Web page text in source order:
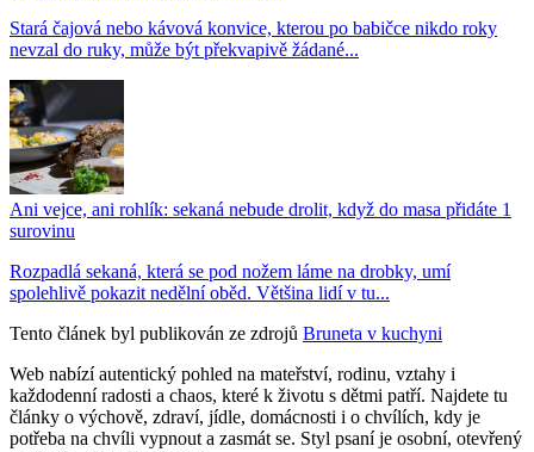
Stará čajová nebo kávová konvice, kterou po babičce nikdo roky
nevzal do ruky, může být překvapivě žádané...
Ani vejce, ani rohlík: sekaná nebude drolit, když do masa přidáte 1
surovinu
Rozpadlá sekaná, která se pod nožem láme na drobky, umí
spolehlivě pokazit nedělní oběd. Většina lidí v tu...
Tento článek byl publikován ze zdrojů Bruneta v kuchyni
Web nabízí autentický pohled na mateřství, rodinu, vztahy i
každodenní radosti a chaos, které k životu s dětmi patří. Najdete tu
články o výchově, zdraví, jídle, domácnosti i o chvílích, kdy je
potřeba na chvíli vypnout a zasmát se. Styl psaní je osobní, otevřený